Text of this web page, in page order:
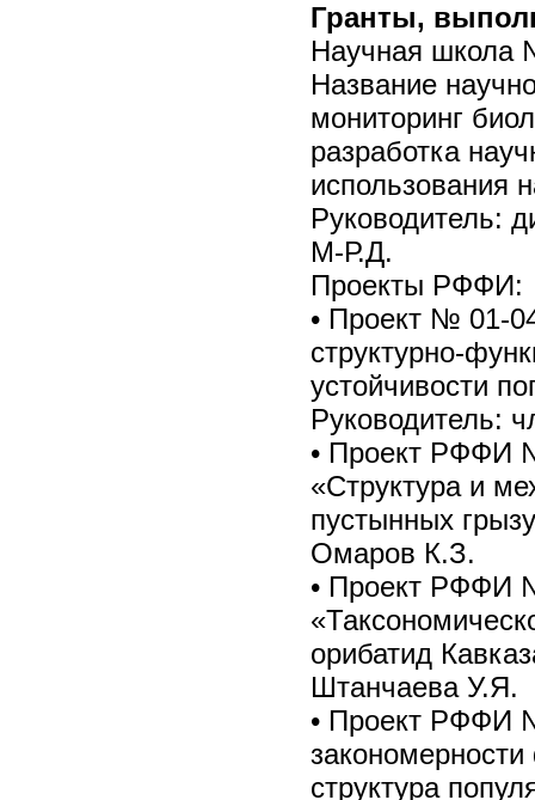
Гранты,
Научная
Название
мониторинг
разработка
использования
Руководитель:
М-Р.Д.
Проекты РФФИ:
• Проект № 01-
структурно-
устойчивости
Руководитель:
• Проект РФФИ
«Структура и
пустынных
Омаров К.З.
• Проект РФФИ
орибатид
Штанчаева У.Я.
• Проект РФФИ
структура